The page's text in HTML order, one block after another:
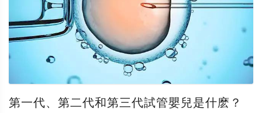
第一代、第二代和第三代試管嬰兒是什麽？